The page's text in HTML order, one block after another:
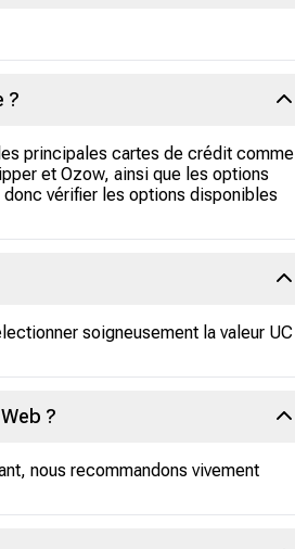
?
principales cartes de crédit comme
et Ozow, ainsi que les options
vérifier les options disponibles
soigneusement la valeur UC
?
nous recommandons vivement